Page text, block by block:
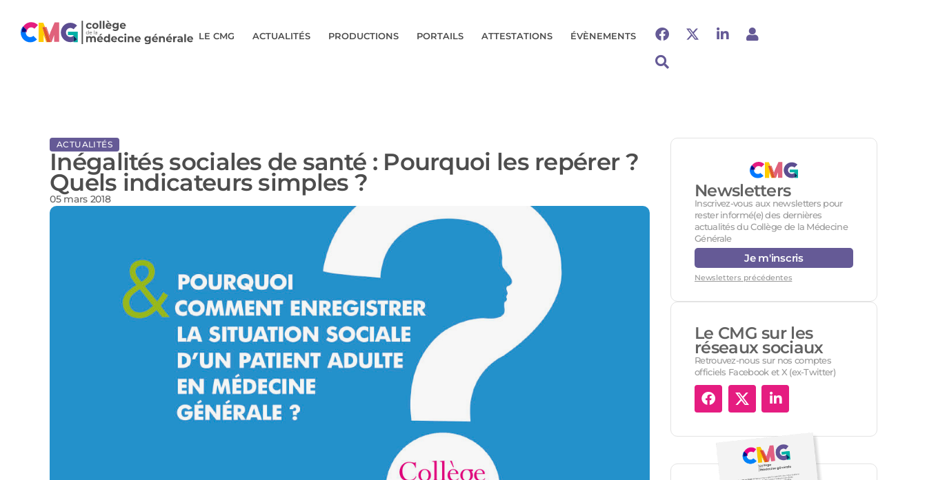
LE CMG ACTUALITÉS PRODUCTIONS PORTAILS ATTESTATIONS ÉVÈNEMENTS
ACTUALITÉS
Inégalités sociales de santé : Pourquoi les repérer ?
Quels indicateurs simples ?
05 mars 2018 Newsletters
Inscrivez-vous aux newsletters pour
rester informé(e) des dernières
actualités du Collège de la Médecine
Générale
Je m'inscris
Newsletters précédentes
Le CMG sur les
réseaux sociaux
Retrouvez-nous sur nos comptes
officiels Facebook et X (ex-Twitter)